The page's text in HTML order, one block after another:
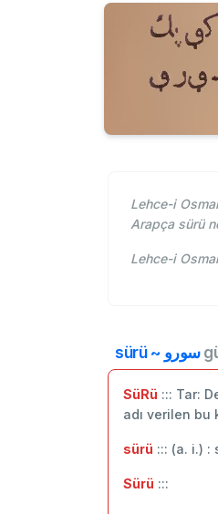
Lehce-i
Arapça sürü
sürü ~ سورو
SüRü ::: Tar:
adı verilen bu
sürü ::: (a. i.) :
Sürü :::